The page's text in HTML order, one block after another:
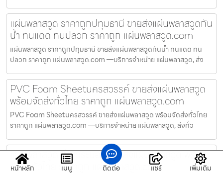
แผ่นพลาสวูด ราคาถูกปทุมธานี ขายส่งแผ่นพลาสวูดกัน
น้ำ ทนแดด ทนปลวก ราคาถูก แผ่นพลาสวูด.com
แผ่นพลาสวูด ราคาถูกปทุมธานี ขายส่งแผ่นพลาสวูดกันน้ำ ทนแดด ทน
ปลวก ราคาถูก แผ่นพลาสวูด.com —บริการจำหน่าย แผ่นพลาสวูด, ส่ง
PVC Foam Sheetนครสวรรค์ ขายส่งแผ่นพลาสวูด
พร้อมจัดส่งทั่วไทย ราคาถูก แผ่นพลาสวูด.com
PVC Foam Sheetนครสวรรค์ ขายส่งแผ่นพลาสวูด พร้อมจัดส่งทั่วไทย
ราคาถูก แผ่นพลาสวูด.com —บริการจำหน่าย แผ่นพลาสวูด, ส่งทั่ว
แผ่นพลาสวูด สีขาวระนอง ขายส่งแผ่นพลาสวูด พร้อม
จัดส่งทั่วไทย ราคาถูก แผ่นพลาสวูด.com
หน้าหลัก เมนู ติดต่อ แชร์ เพิ่มเติม